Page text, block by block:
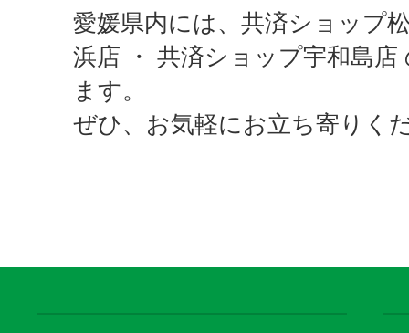
愛媛県内には、共済ショップ
浜店 ・ 共済ショップ宇和島
ます。
ぜひ、お気軽にお立ち寄りく